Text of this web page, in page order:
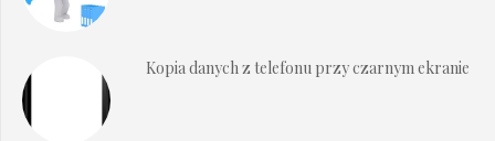
Kopia danych z telefonu przy czarnym ekranie